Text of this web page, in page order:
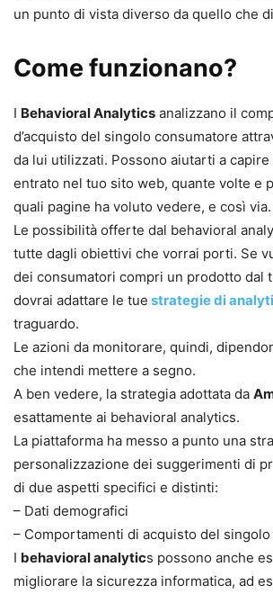
un punto di vista diverso da quello che
Come funzionano?
I Behavioral Analytics analizzano il
d’acquisto del singolo consumatore
da lui utilizzati. Possono aiutarti a capire
entrato nel tuo sito web, quante volte e
quali pagine ha voluto vedere, e così via.
Le possibilità offerte dal behavioral
tutte dagli obiettivi che vorrai porti. Se
dei consumatori compri un prodotto dal
dovrai adattare le tue strategie di
traguardo.
Le azioni da monitorare, quindi,
che intendi mettere a segno.
A ben vedere, la strategia adottata da
esattamente ai behavioral analytics.
La piattaforma ha messo a punto una
personalizzazione dei suggerimenti di
di due aspetti specifici e distinti:
– Dati demografici
– Comportamenti di acquisto del
I behavioral analytics possono anche
migliorare la sicurezza informatica, ad